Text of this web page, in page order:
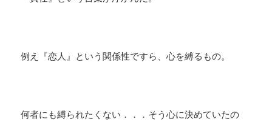
例え『恋人』という関係性ですら、心を縛るもの。
何者にも縛られたくない．．．そう心に決めていたの